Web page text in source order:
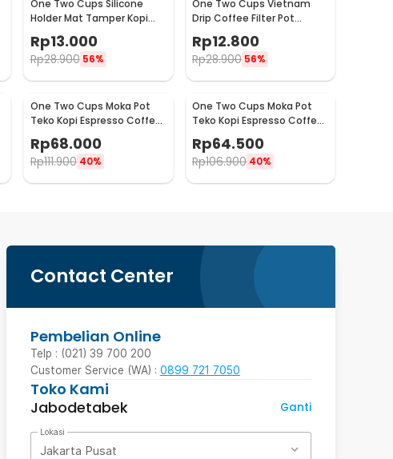
One Two Cups Silicone
Holder Mat Tamper Kopi
Espresso Barista - 0310
Rp13.000
Rp28.900 56%
One Two Cups Vietnam
Drip Coffee Filter Pot
Saringan Kopi 124ml 7Q -
LC1
Rp12.800
Rp28.900 56%
One Two Cups Moka Pot
Teko Kopi Espresso Coffee
Maker Stovetop 4 Cup
200ml - Z21
Rp68.000
Rp111.900 40%
One Two Cups Moka Pot
Teko Kopi Espresso Coffee
Maker Stovetop 2 Cup
100ml - Z21
Rp64.500
Rp106.900 40%
Contact Center
Pembelian Online
Telp : (021) 39 700 200
Customer Service (WA) : 0899 721 7050
Toko Kami
Jabodetabek
Ganti
Lokasi
Jakarta Pusat